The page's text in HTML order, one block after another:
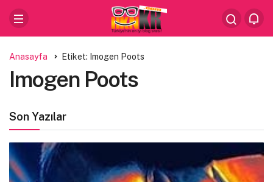
Anasayfa Etiket: Imogen Poots
Imogen Poots
Son Yazılar